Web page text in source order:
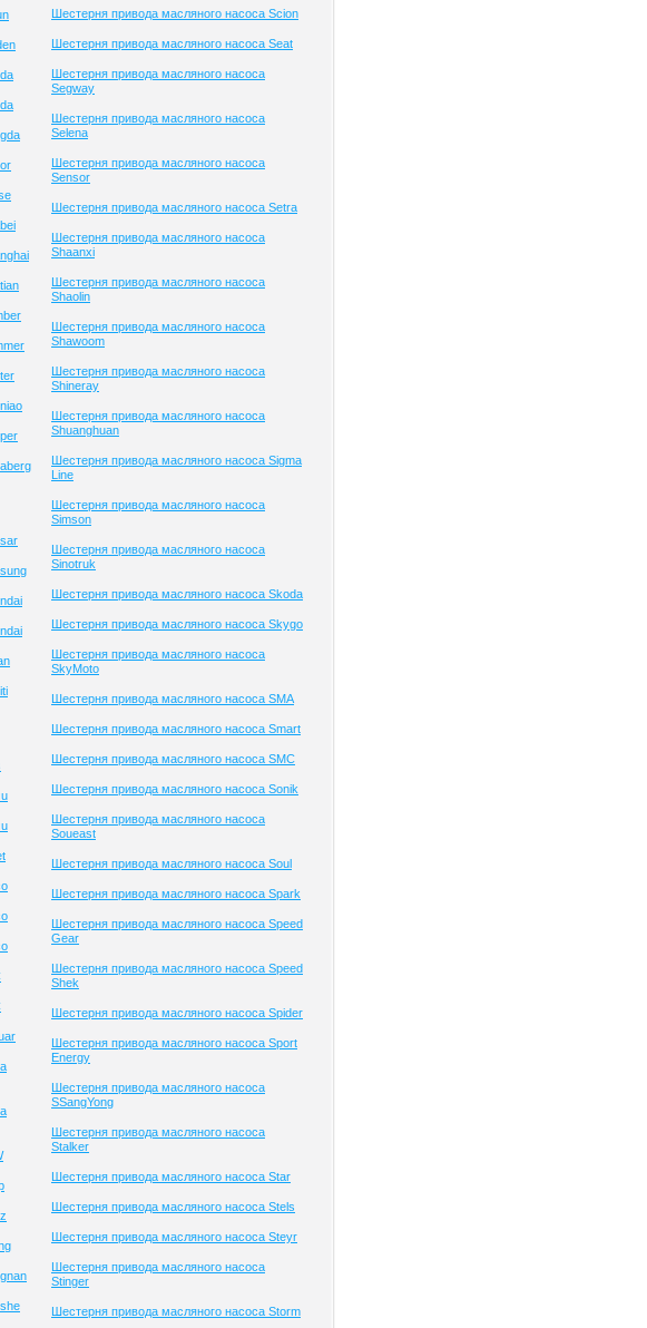
Шестерня привода масляного насоса Scion
Шестерня привода масляного насоса Seat
Шестерня привода масляного насоса
Segway
Шестерня привода масляного насоса
Selena
Шестерня привода масляного насоса
Sensor
Шестерня привода масляного насоса Setra
Шестерня привода масляного насоса
Shaanxi
Шестерня привода масляного насоса
Shaolin
Шестерня привода масляного насоса
Shawoom
Шестерня привода масляного насоса
Shineray
Шестерня привода масляного насоса
Shuanghuan
Шестерня привода масляного насоса Sigma
Line
Шестерня привода масляного насоса
Simson
Шестерня привода масляного насоса
Sinotruk
Шестерня привода масляного насоса Skoda
Шестерня привода масляного насоса Skygo
Шестерня привода масляного насоса
SkyMoto
Шестерня привода масляного насоса SMA
Шестерня привода масляного насоса Smart
Шестерня привода масляного насоса SMC
Шестерня привода масляного насоса Sonik
Шестерня привода масляного насоса
Soueast
Шестерня привода масляного насоса Soul
Шестерня привода масляного насоса Spark
Шестерня привода масляного насоса Speed
Gear
Шестерня привода масляного насоса Speed
Shek
Шестерня привода масляного насоса Spider
Шестерня привода масляного насоса Sport
Energy
Шестерня привода масляного насоса
SSangYong
Шестерня привода масляного насоса
Stalker
Шестерня привода масляного насоса Star
Шестерня привода масляного насоса Stels
Шестерня привода масляного насоса Steyr
Шестерня привода масляного насоса
Stinger
Шестерня привода масляного насоса Storm